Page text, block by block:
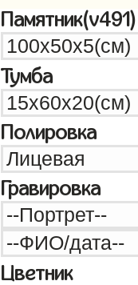
Памятник(v491)
Тумба
Полировка
Гравировка
Цветник